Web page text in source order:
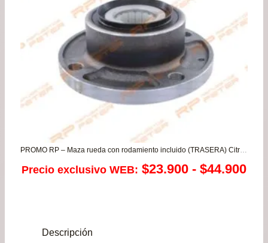
PROMO RP – Maza rueda con rodamiento incluido (TRASERA) Citroen Berlingo – Xantia / Peugeot 405 – 406 – Partner
Precio exclusivo WEB: $23.900 - $44.900
Descripción